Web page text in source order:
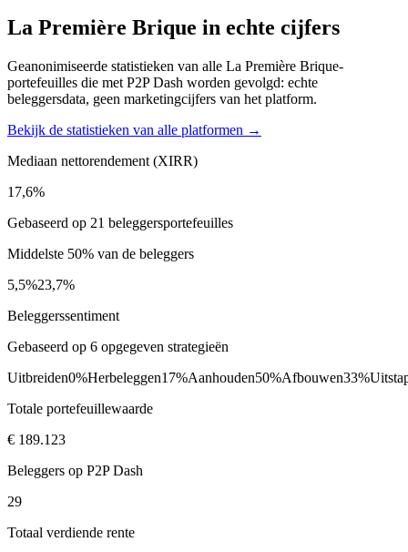
La Première Brique in echte cijfers
Geanonimiseerde statistieken van alle La Première Brique-
portefeuilles die met P2P Dash worden gevolgd: echte
beleggersdata, geen marketingcijfers van het platform.
Bekijk de statistieken van alle platformen →
Mediaan nettorendement (XIRR)
17,6%
Gebaseerd op 21 beleggersportefeuilles
Middelste 50% van de beleggers
5,5%23,7%
Beleggerssentiment
Gebaseerd op 6 opgegeven strategieën
Uitbreiden0%Herbeleggen17%Aanhouden50%Afbouwen33%
Totale portefeuillewaarde
€ 189.123
Beleggers op P2P Dash
29
Totaal verdiende rente